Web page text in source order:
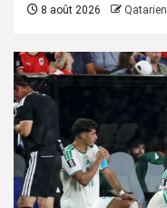
8 août 2026 Qatarien